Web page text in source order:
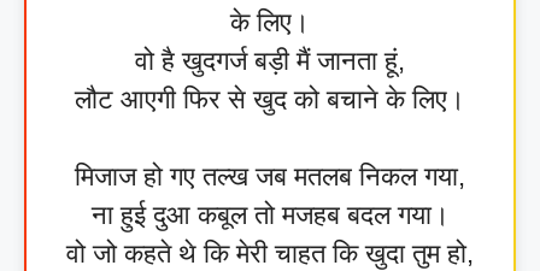
के लिए।
वो है खुदगर्ज बड़ी मैं जानता हूं,
लौट आएगी फिर से खुद को बचाने के लिए।
मिजाज हो गए तल्ख जब मतलब निकल गया,
ना हुई दुआ कबूल तो मजहब बदल गया।
वो जो कहते थे कि मेरी चाहत कि खुदा तुम हो,